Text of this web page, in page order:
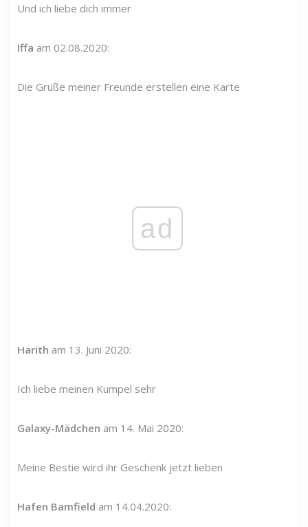
Und ich liebe dich immer
Iffa am 02.08.2020:
Die Grüße meiner Freunde erstellen eine Karte
ad
Harith am 13. Juni 2020:
Ich liebe meinen Kumpel sehr
Galaxy-Mädchen am 14. Mai 2020:
Meine Bestie wird ihr Geschenk jetzt lieben
Hafen Bamfield am 14.04.2020: